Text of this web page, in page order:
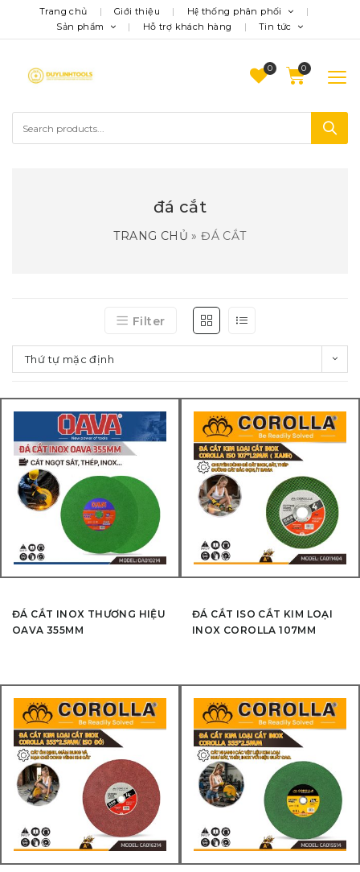
Trang chủ Giới thiệu
Hệ thống phân phối
Sản phẩm
Hỗ trợ khách hàng Tin tức
0
đá cắt
TRANG CHỦ »ĐÁ CẮT
Filter
Thứ tự mặc định
ĐÁ CẮT INOX THƯƠNG HIỆU
OAVA 355MM
ĐÁ CẮT ISO CẮT KIM LOẠI
INOX COROLLA 107MM